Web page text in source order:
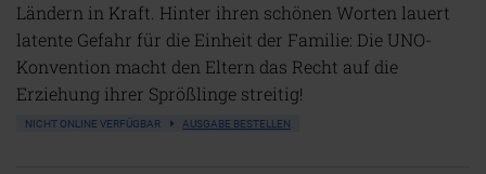
Ländern in Kraft. Hinter ihren schönen Worten lauert
latente Gefahr für die Einheit der Familie: Die UNO-
Konvention macht den Eltern das Recht auf die
Erziehung ihrer Sprößlinge streitig!
NICHT ONLINE VERFÜGBAR AUSGABE BESTELLEN